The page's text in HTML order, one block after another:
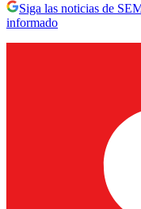
Siga las noticias de
informado